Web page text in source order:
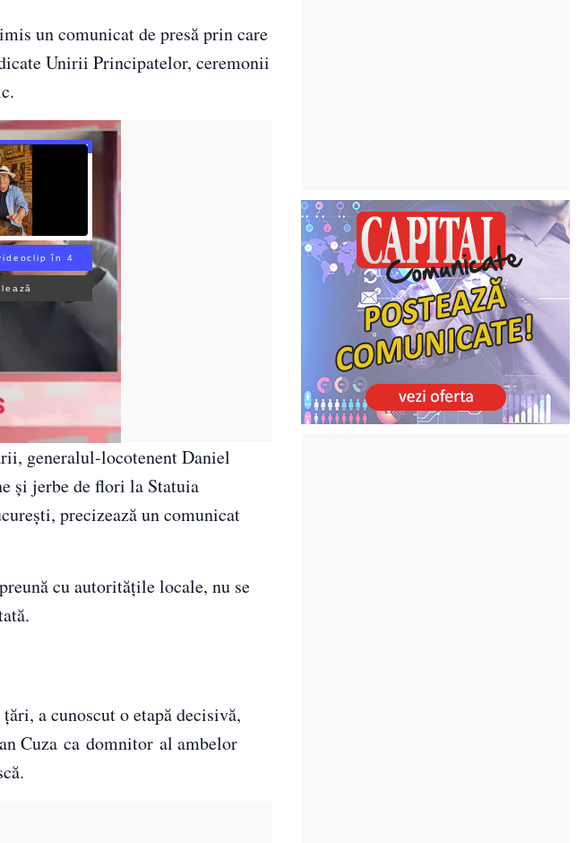
un comunicat de presă prin care
Unirii Principatelor, ceremonii
în 3
generalul-locotenent Daniel
şi jerbe de flori la Statuia
precizează un comunicat
cu autorităţile locale, nu se
a cunoscut o etapă decisivă,
Cuza ca domnitor al ambelor